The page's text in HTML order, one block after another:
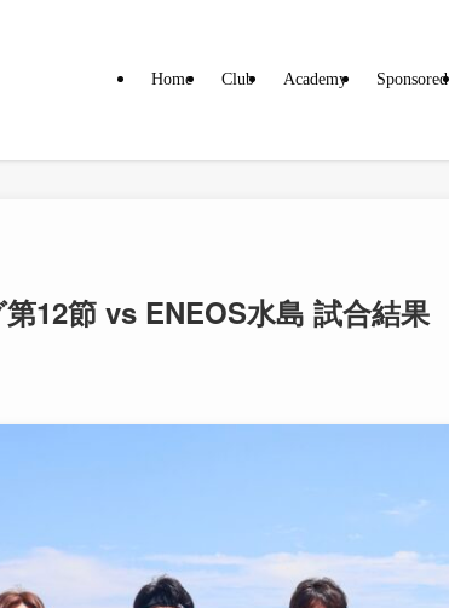
Home Club Academy Sponsored
12節 vs ENEOS水島 試合結果